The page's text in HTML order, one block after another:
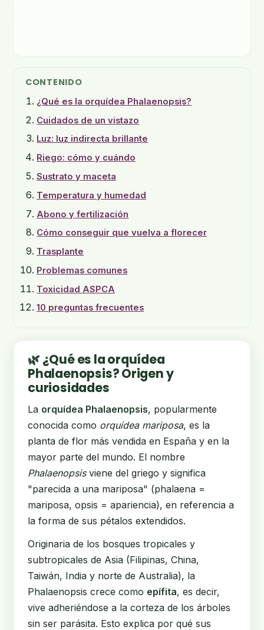
CONTENIDO
¿Qué es la orquídea Phalaenopsis?
Cuidados de un vistazo
Luz: luz indirecta brillante
Riego: cómo y cuándo
Sustrato y maceta
Temperatura y humedad
Abono y fertilización
Cómo conseguir que vuelva a florecer
Trasplante
Problemas comunes
Toxicidad ASPCA
10 preguntas frecuentes
🌿 ¿Qué es la orquídea
Phalaenopsis? Origen y
curiosidades
La orquídea Phalaenopsis, popularmente
conocida como orquídea mariposa, es la
planta de flor más vendida en España y en la
mayor parte del mundo. El nombre
Phalaenopsisviene del griego y significa
"parecida a una mariposa" (phalaena =
mariposa, opsis = apariencia), en referencia a
la forma de sus pétalos extendidos.
Originaria de los bosques tropicales y
subtropicales de Asia (Filipinas, China,
Taiwán, India y norte de Australia), la
Phalaenopsis crece como epífita, es decir,
vive adheriéndose a la corteza de los árboles
sin ser parásita. Esto explica por qué sus